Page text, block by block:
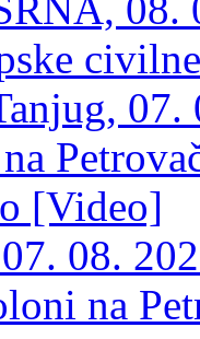
[Video]
08.
na